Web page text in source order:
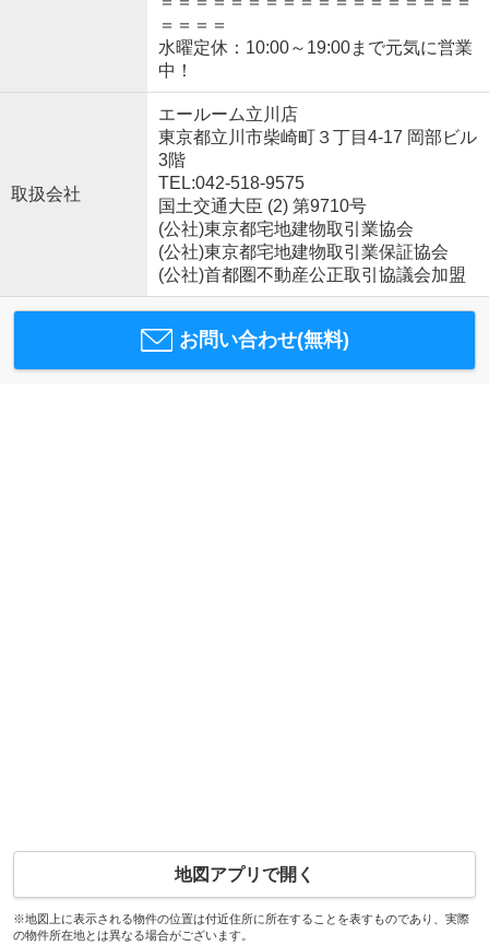
＝＝＝＝
水曜定休：10:00～19:00まで元気に営業
中！
取扱会社
エールーム立川店
東京都立川市柴崎町３丁目4-17 岡部ビル
3階
TEL:042-518-9575
国土交通大臣 (2) 第9710号
(公社)東京都宅地建物取引業協会
(公社)東京都宅地建物取引業保証協会
(公社)首都圏不動産公正取引協議会加盟
お問い合わせ(無料)
地図アプリで開く
※地図上に表示される物件の位置は付近住所に所在することを表すものであり、実際
の物件所在地とは異なる場合がございます。